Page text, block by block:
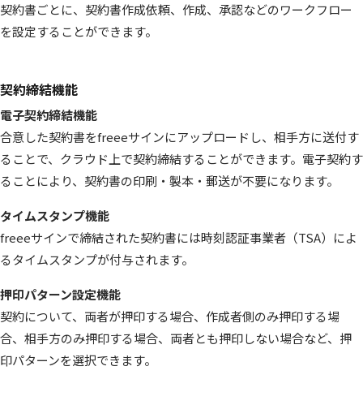
契約書ごとに、契約書作成依頼、作成、承認などのワークフロー
を設定することができます。
契約締結機能
電子契約締結機能
合意した契約書をfreeeサインにアップロードし、相手方に送付す
ることで、クラウド上で契約締結することができます。電子契約す
ることにより、契約書の印刷・製本・郵送が不要になります。
タイムスタンプ機能
freeeサインで締結された契約書には時刻認証事業者（TSA）によ
るタイムスタンプが付与されます。
押印パターン設定機能
契約について、両者が押印する場合、作成者側のみ押印する場
合、相手方のみ押印する場合、両者とも押印しない場合など、押
印パターンを選択できます。